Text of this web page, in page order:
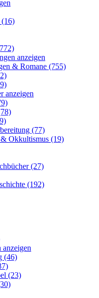
(16)
anzeigen
& Romane (755)
anzeigen
(77)
Okkultismus (19)
(27)
(192)
anzeigen
(46)
(23)